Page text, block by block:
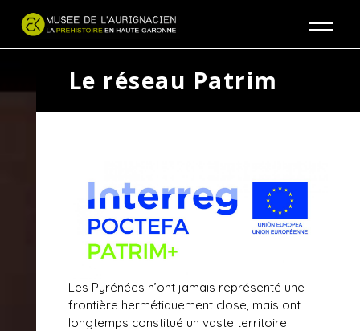
Le réseau Patrim
Les Pyrénées n’ont jamais représenté une
frontière hermétiquement close, mais ont
longtemps constitué un vaste territoire